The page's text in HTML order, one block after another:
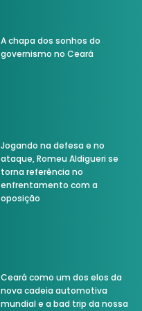
A chapa dos sonhos do
governismo no Ceará
Jogando na defesa e no
ataque, Romeu Aldigueri se
torna referência no
enfrentamento com a
oposição
Ceará como um dos elos da
nova cadeia automotiva
mundial e a bad trip da nossa